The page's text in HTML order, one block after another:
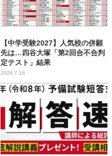
【中学受験2027】人気校の併願
先は…四谷大塚「第2回合不合判
定テスト」結果
2026.7.16